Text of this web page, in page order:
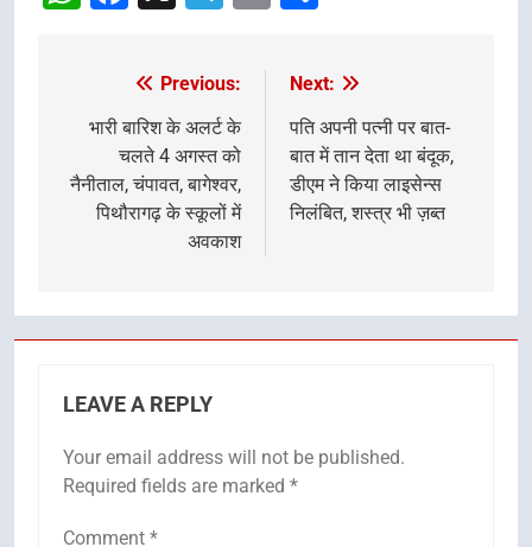
navigation
Previous:
भारी बारिश के अलर्ट के
चलते 4 अगस्त को
नैनीताल, चंपावत, बागेश्वर,
पिथौरागढ़ के स्कूलों में
अवकाश
Next:
पति अपनी पत्नी पर बात-
बात में तान देता था बंदूक,
डीएम ने किया लाइसेन्स
निलंबित, शस्त्र भी ज़ब्त
LEAVE A REPLY
Your email address will not be published.
Required fields are marked *
Comment *